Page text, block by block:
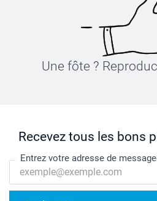
Une fôte ?
Recevez tous les bons
Entrez votre adresse de